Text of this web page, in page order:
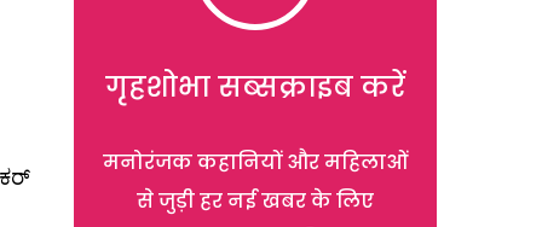
गृहशोभा सब्सक्राइब करें
मनोरंजक कहानियों और महिलाओं
से जुड़ी हर नई खबर के लिए